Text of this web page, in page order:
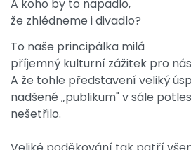
A koho by to napadlo,
že zhlédneme i divadlo?
To naše principálka milá
příjemný kulturní zážitek pro
A že tohle představení veliký
nadšené „publikum" v sále
nešetřilo.